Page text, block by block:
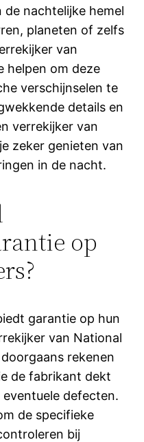
nachtelijke hemel
planeten of zelfs
van
helpen om deze
verschijnselen te
details en
verrekijker van
zeker genieten van
in de nacht.
op
garantie op hun
van National
rekenen
de fabrikant dekt
defecten.
de specifieke
bij